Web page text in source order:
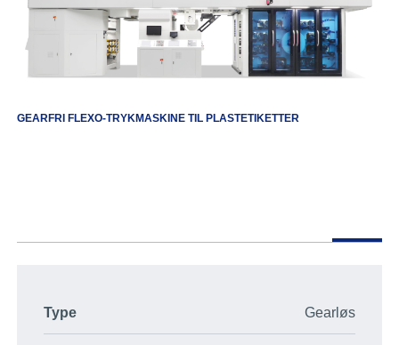
GEARFRI FLEXO-TRYKMASKINE TIL PLASTETIKETTER
Type Gearløs